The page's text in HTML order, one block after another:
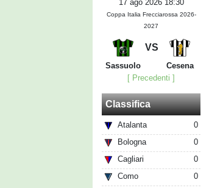
17 ago 2026 18:30
Coppa Italia Frecciarossa 2026-
2027
VS
Sassuolo
Cesena
[ Precedenti ]
Classifica
Atalanta
0
Bologna
0
Cagliari
0
Como
0